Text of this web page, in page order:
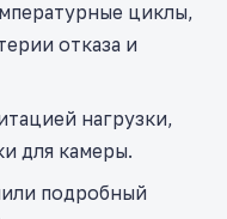
циклы,
отказа и
нагрузки,
для камеры.
подробный